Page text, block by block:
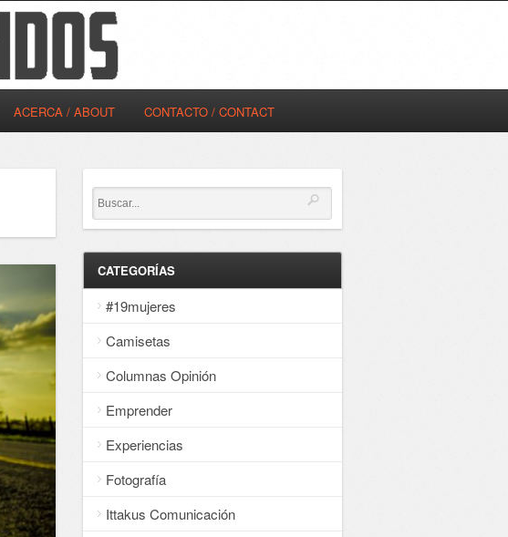
ACERCA / ABOUT CONTACTO / CONTACT
CATEGORÍAS
#19mujeres
Camisetas
Columnas Opinión
Emprender
Experiencias
Fotografía
Ittakus Comunicación